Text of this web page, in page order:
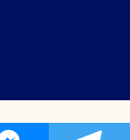
reserved.